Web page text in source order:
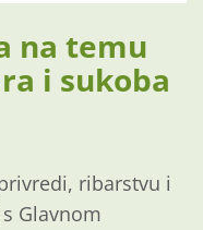
na temu
i sukoba
ribarstvu i
Glavnom